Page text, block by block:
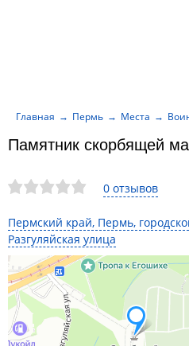
0 отзывов
Пермский край, Пермь,
Разгуляйская улица
Памятник скорбящей
Главная Пермь Места